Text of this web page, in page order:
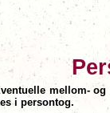
mellom-
i persontog.